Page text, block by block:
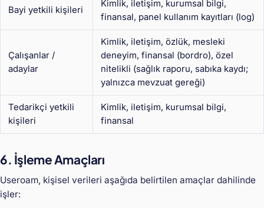
Bayi yetkili kişileri
Kimlik, iletişim, kurumsal bilgi,
finansal, panel kullanım kayıtları (log)
Çalışanlar /
adaylar
Kimlik, iletişim, özlük, mesleki
deneyim, finansal (bordro), özel
nitelikli (sağlık raporu, sabıka kaydı;
yalnızca mevzuat gereği)
Tedarikçi yetkili
kişileri
Kimlik, iletişim, kurumsal bilgi,
finansal
6. İşleme Amaçları
Useroam, kişisel verileri aşağıda belirtilen amaçlar dahilinde
işler: